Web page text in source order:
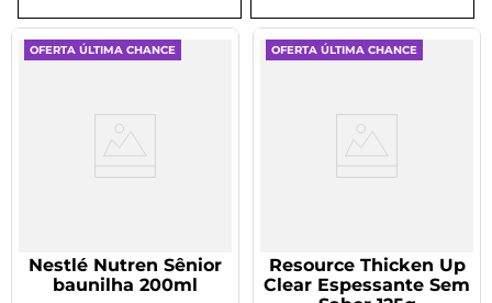
8º
tadalafila 5mg
9º
vitamina
OFERTA ÚLTIMA CHANCE
Nestlé Nutren Sênior
baunilha 200ml
OFERTA ÚLTIMA CHANCE
Resource Thicken Up
Clear Espessante Sem